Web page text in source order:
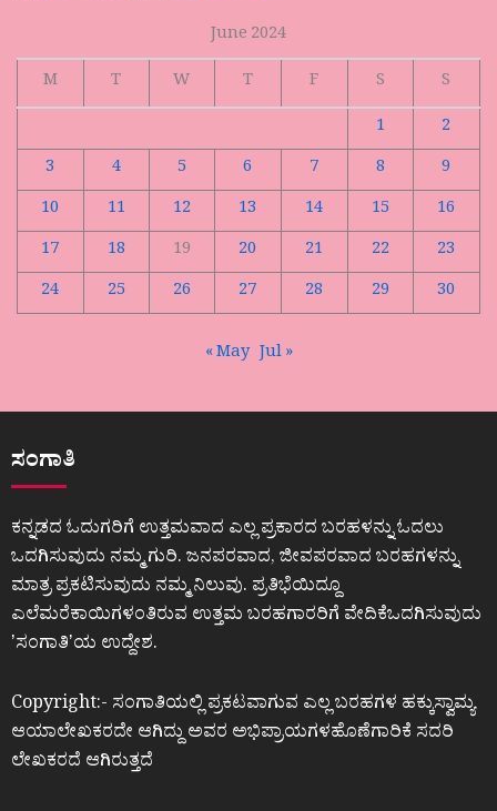
June 2024
M
T W T F S
S
1
2
3
4 5 6 7 8
9
10
11 12 13 14 15
16
17
18 19 20 21 22
23
24
25 26 27 28 29 30
« May Jul »
ಸಂಗಾತಿ
ಕನ್ನಡದ ಓದುಗರಿಗೆ ಉತ್ತಮವಾದ ಎಲ್ಲ ಪ್ರಕಾರದ ಬರಹಳನ್ನು ಓದಲು
ಒದಗಿಸುವುದು ನಮ್ಮ ಗುರಿ. ಜನಪರವಾದ, ಜೀವಪರವಾದ ಬರಹಗಳನ್ನು
ಮಾತ್ರ ಪ್ರಕಟಿಸುವುದು ನಮ್ಮ ನಿಲುವು. ಪ್ರತಿಭೆಯಿದ್ದೂ
ಎಲೆಮರೆಕಾಯಿಗಳಂತಿರುವ ಉತ್ತಮ ಬರಹಗಾರರಿಗೆ ವೇದಿಕೆಒದಗಿಸುವುದು
ʼಸಂಗಾತಿʼಯ ಉದ್ದೇಶ.
Copyright:- ಸಂಗಾತಿಯಲ್ಲಿ ಪ್ರಕಟವಾಗುವ ಎಲ್ಲ ಬರಹಗಳ ಹಕ್ಕುಸ್ವಾಮ್ಯ
ಆಯಾಲೇಖಕರದೇ ಆಗಿದ್ದು ಅವರ ಅಭಿಪ್ರಾಯಗಳಹೊಣೆಗಾರಿಕೆ ಸದರಿ
ಲೇಖಕರದೆ ಆಗಿರುತ್ತದೆ